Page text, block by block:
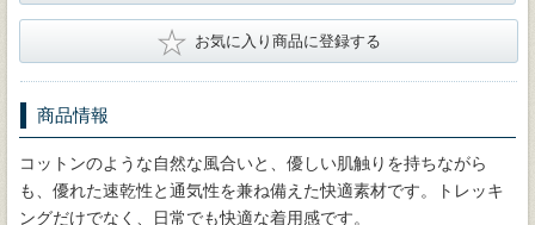
★ お気に入り商品に登録する
商品情報
コットンのような自然な風合いと、優しい肌触りを持ちながら
も、優れた速乾性と通気性を兼ね備えた快適素材です。トレッキ
ングだけでなく、日常でも快適な着用感です。